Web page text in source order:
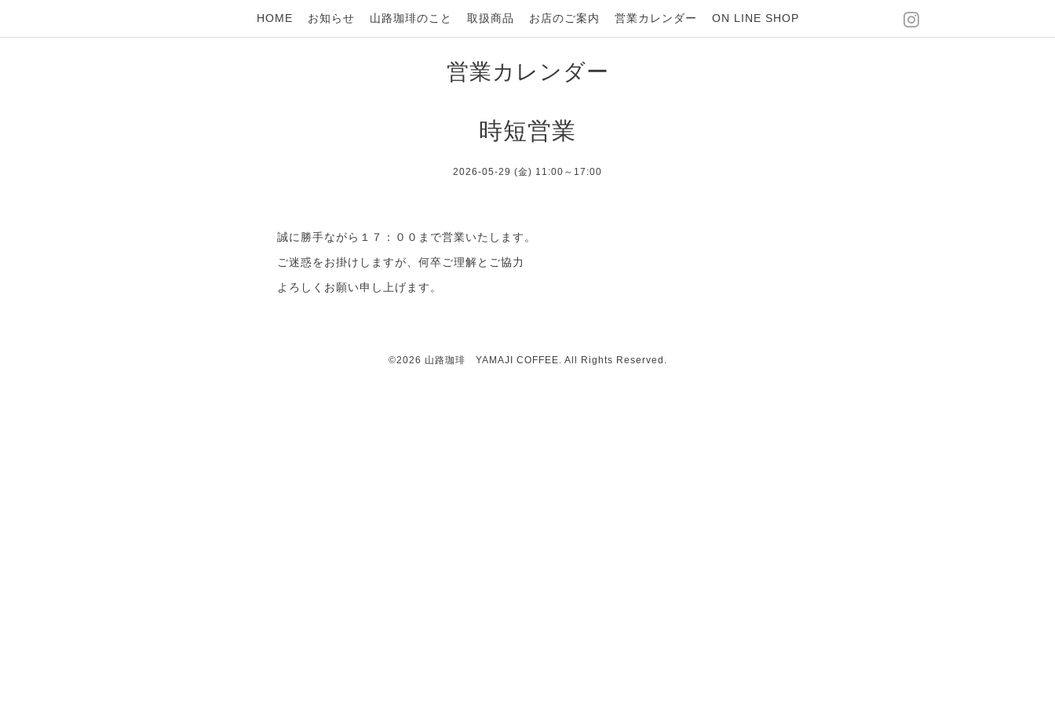
HOME お知らせ 山路珈琲のこと 取扱商品 お店のご案内 営業カレンダー ON LINE SHOP
営業カレンダー
時短営業
2026-05-29 (金) 11:00～17:00
誠に勝手ながら１７：００まで営業いたします。
ご迷惑をお掛けしますが、何卒ご理解とご協力
よろしくお願い申し上げます。
©2026 山路珈琲 YAMAJI COFFEE. All Rights Reserved.